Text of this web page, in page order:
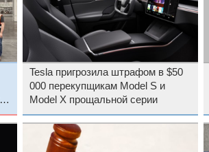
Tesla пригрозила штрафом в $50
000 перекупщикам Model S и
Model X прощальной серии